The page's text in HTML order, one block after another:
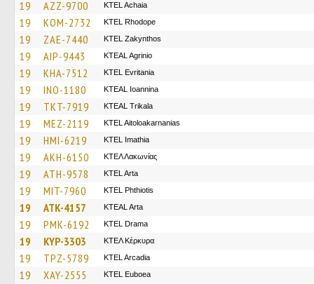
19 AZZ-9700 KTEL Achaia
19 KOM-2732 KTEL Rhodope
19 ZAE-7440 KTEL Zakynthos
19 AIP-9443 KTEAL Agrinio
19 KHA-7512 ΚΤΕL Evritania
19 INO-1180 KTEAL Ioannina
19 TKT-7919 KTEAL Trikala
19 MEZ-2119 KTEL Aitoloakarnanias
19 HMI-6219 KTEL Imathia
19 AKH-6150 ΚΤΕΛ Λακωνίας
19 ATH-9578 KTEL Arta
19 MIT-7960 ΚΤΕL Phthiotis
19 ATK-4157 KTEAL Arta
19 PMK-6192 KTEL Drama
19 KYP-3303 ΚΤΕΛ Κέρκυρα
19 TPZ-5789 KTEL Arcadia
19 XAY-2555 ΚΤΕL Euboea